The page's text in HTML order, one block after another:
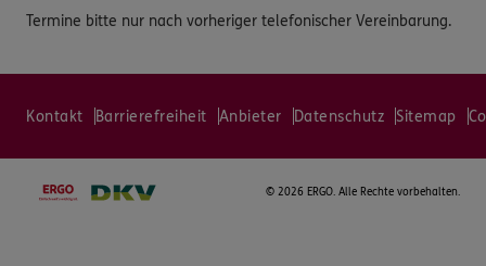
Termine bitte nur nach vorheriger telefonischer Vereinbarung.
Kontakt Barrierefreiheit Anbieter Datenschutz Sitemap
© 2026 ERGO. Alle Rechte vorbehalten.